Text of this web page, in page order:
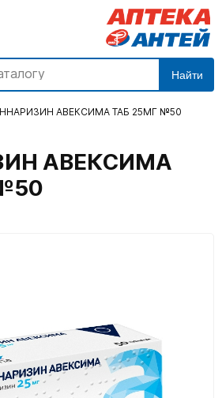
Найти
АВЕКСИМА ТАБ 25МГ №50
АВЕКСИМА